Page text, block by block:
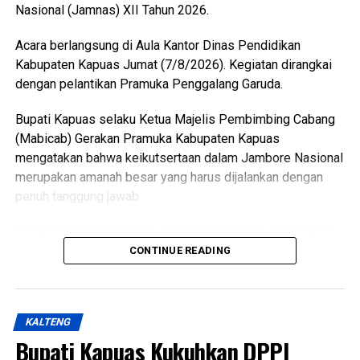
Nasional (Jamnas) XII Tahun 2026.
Acara berlangsung di Aula Kantor Dinas Pendidikan
Kabupaten Kapuas Jumat (7/8/2026). Kegiatan dirangkai
dengan pelantikan Pramuka Penggalang Garuda.
Bupati Kapuas selaku Ketua Majelis Pembimbing Cabang
(Mabicab) Gerakan Pramuka Kabupaten Kapuas
mengatakan bahwa keikutsertaan dalam Jambore Nasional
merupakan amanah besar yang harus dijalankan dengan
penuh tanggung jawab.
menunjukkan sikap disiplin, sopan santun semangat
dan Dasa Dharma Pramuka,” ujarnya.
Ia mengatakan pembentukan karakter tersebut selaras
dengan penetapan predikat Pramuka Penggalang Garuda.
CONTINUE READING
KALTENG
Bupati Kapuas Kukuhkan DPPI